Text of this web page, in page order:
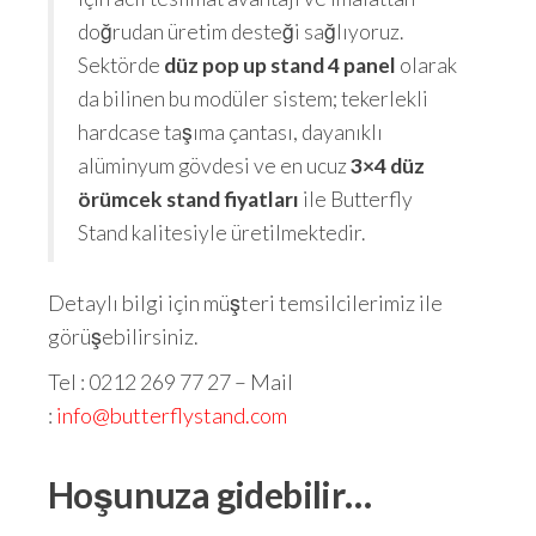
doğrudan üretim desteği sağlıyoruz.
Sektörde düz pop up stand 4 panel olarak
da bilinen bu modüler sistem; tekerlekli
hardcase taşıma çantası, dayanıklı
alüminyum gövdesi ve en ucuz3×4 düz
örümcek stand fiyatları ile Butterfly
Stand kalitesiyle üretilmektedir.
Detaylı bilgi için müşteri temsilcilerimiz ile
görüşebilirsiniz.
Tel : 0212 269 77 27 – Mail
: info@butterflystand.com
Hoşunuza gidebilir…